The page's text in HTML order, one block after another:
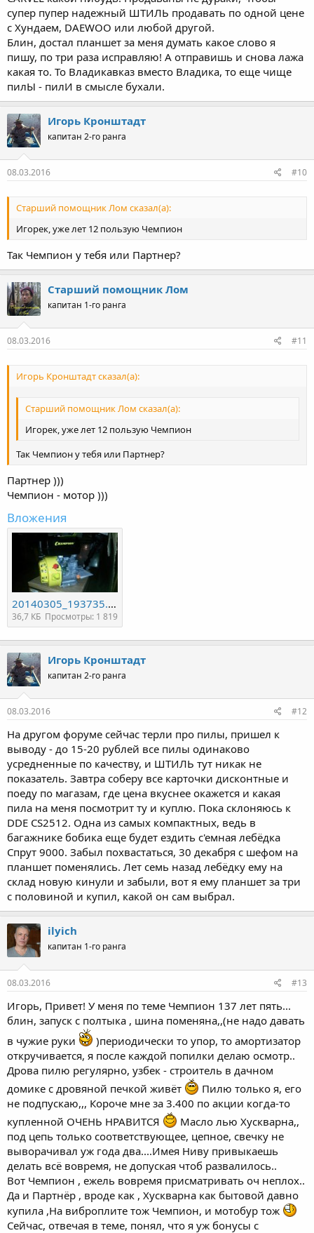
супер пупер надежный ШТИЛЬ продавать по одной цене
с Хундаем, DAEWOO или любой другой.
Блин, достал планшет за меня думать какое слово я
пишу, по три раза исправляю! А отправишь и снова лажа
какая то. То Владикавказ вместо Владика, то еще чище
пилЫ - пилИ в смысле бухали.
Игорь Кронштадт
капитан 2-го ранга
08.03.2016 #10
Старший помощник Лом сказал(а):
Игорек, уже лет 12 пользую Чемпион
Так Чемпион у тебя или Партнер?
Старший помощник Лом
капитан 1-го ранга
08.03.2016 #11
Игорь Кронштадт сказал(а):
Старший помощник Лом сказал(а):
Игорек, уже лет 12 пользую Чемпион
Так Чемпион у тебя или Партнер?
Партнер )))
Чемпион - мотор )))
Вложения
20140305_193735.jpg
36,7 КБ Просмотры: 1 819
Игорь Кронштадт
капитан 2-го ранга
08.03.2016 #12
На другом форуме сейчас терли про пилы, пришел к
выводу - до 15-20 рублей все пилы одинаково
усредненные по качеству, и ШТИЛЬ тут никак не
показатель. Завтра соберу все карточки дисконтные и
поеду по магазам, где цена вкуснее окажется и какая
пила на меня посмотрит ту и куплю. Пока склоняюсь к
DDE CS2512. Одна из самых компактных, ведь в
багажнике бобика еще будет ездить с'емная лебёдка
Спрут 9000. Забыл похвастаться, 30 декабря с шефом на
планшет поменялись. Лет семь назад лебёдку ему на
склад новую кинули и забыли, вот я ему планшет за три
с половиной и купил, какой он сам выбрал.
ilyich
капитан 1-го ранга
08.03.2016 #13
Игорь, Привет! У меня по теме Чемпион 137 лет пять...
блин, запуск с полтыка , шина поменяна,,(не надо давать
в чужие руки
)периодически то упор, то амортизатор
откручивается, я после каждой попилки делаю осмотр..
Дрова пилю регулярно, узбек - строитель в дачном
домике с дровяной печкой живёт
Пилю только я, его
не подпускаю,,, Короче мне за 3.400 по акции когда-то
купленной ОЧЕНЬ НРАВИТСЯ
Масло лью Хускварна,,
под цепь только соответствующее, цепное, свечку не
выворачивал уж года два....Имея Ниву привыкаешь
делать всё вовремя, не допуская чтоб развалилось..
Вот Чемпион , ежель вовремя присматривать оч неплох..
Да и Партнёр , вроде как , Хускварна как бытовой давно
купила ,На виброплите тож Чемпион, и мотобур тож
Сейчас, отвечая в теме, понял, что я уж бонусы с